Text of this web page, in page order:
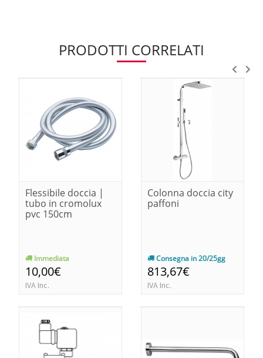
PRODOTTI CORRELATI
Flessibile doccia |
tubo in cromolux
pvc 150cm
Immediata
10,00€
IVA Inc.
Colonna doccia city
paffoni
Consegna in 20/25gg
813,67€
IVA Inc.